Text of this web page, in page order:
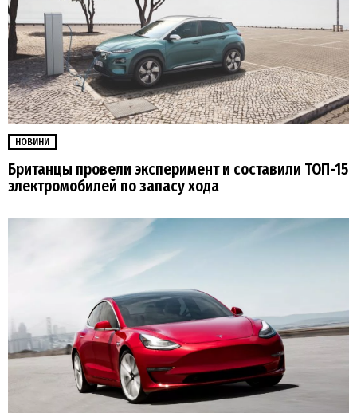
НОВИНИ
Британцы провели эксперимент и составили ТОП-15
электромобилей по запасу хода